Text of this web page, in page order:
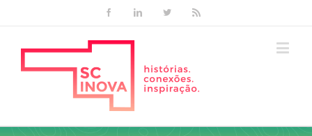
FacebookLinkedinTwitter